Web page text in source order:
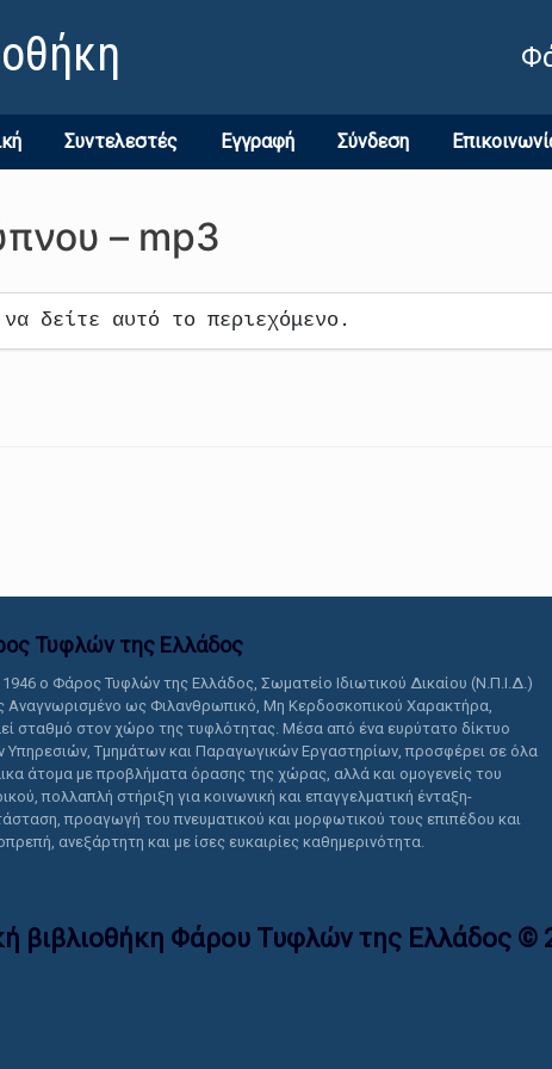
Συντελεστές Εγγραφή Σύνδεση
– mp3
δείτε αυτό το περιεχόμενο.
Τυφλών της Ελλάδoς
ο Φάρος Τυφλών της Ελλάδος, Σωματείο Ιδιωτικού Δικαίου (Ν.Π.Ι.Δ.)
Αναγνωρισμένο ως Φιλανθρωπικό, Μη Κερδοσκοπικού Χαρακτήρα,
σταθμό στον χώρο της τυφλότητας. Μέσα από ένα ευρύτατο δίκτυο
Υπηρεσιών, Τμημάτων και Παραγωγικών Εργαστηρίων, προσφέρει σε όλα
άτομα με προβλήματα όρασης της χώρας, αλλά και ομογενείς του
πολλαπλή στήριξη για κοινωνική και επαγγελματική ένταξη-
προαγωγή του πνευματικού και μορφωτικού τους επιπέδου και
ανεξάρτητη και με ίσες ευκαιρίες καθημερινότητα.
βιβλιοθήκη Φάρου Τυφλών της Ελλάδoς ©